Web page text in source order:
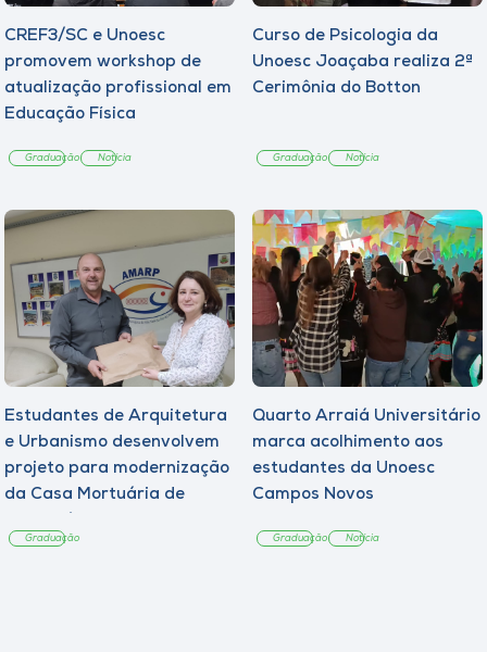
CREF3/SC e Unoesc
promovem workshop de
atualização profissional em
Educação Física
Graduação Notícia
Curso de Psicologia da
Unoesc Joaçaba realiza 2ª
Cerimônia do Botton
Graduação Notícia
Estudantes de Arquitetura
e Urbanismo desenvolvem
projeto para modernização
da Casa Mortuária de
Graduação
Quarto Arraiá Universitário
marca acolhimento aos
estudantes da Unoesc
Campos Novos
Graduação Notícia